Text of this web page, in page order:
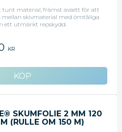
tunt material, främst avsett för att
mellan skivmaterial med ömtåliga
ett utmärkt repskydd.
KR
SKUMFOLIE 2 MM 120
(RULLE OM 150 M)